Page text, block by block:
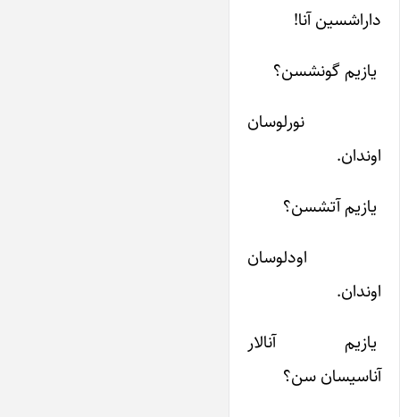
داراشسین‌ آنا!
یازیم‌ گونشسن‌؟
نورلوسان‌
اوندان‌.
یازیم‌ آتشسن‌؟
اودلوسان‌
اوندان‌.
یازیم‌ آنالار
آناسیسان‌ سن؟